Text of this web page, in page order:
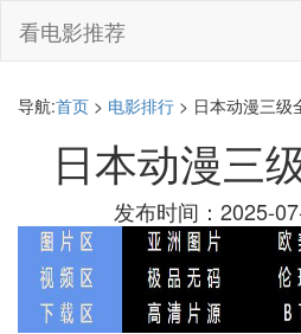
看电影推荐
导航:首页 > 电影排行 > 日本动漫三级
日本动漫三
发布时间：2025-